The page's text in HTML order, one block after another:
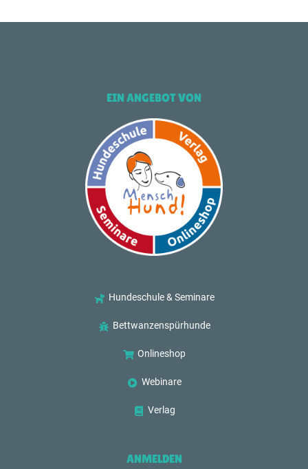
EIN ANGEBOT VON
Hundeschule & Seminare
Bettwanzenspürhunde
Onlineshop
Webinare
Verlag
ANMELDEN